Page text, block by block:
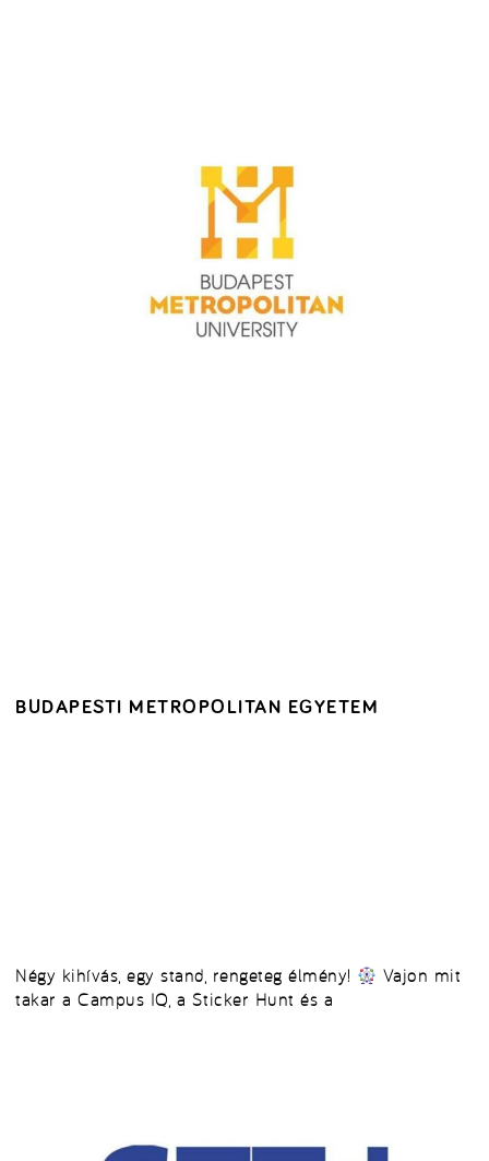
BUDAPESTI METROPOLITAN EGYETEM
Négy kihívás, egy stand, rengeteg élmény!
Vajon mit
takar a Campus IQ, a Sticker Hunt és a